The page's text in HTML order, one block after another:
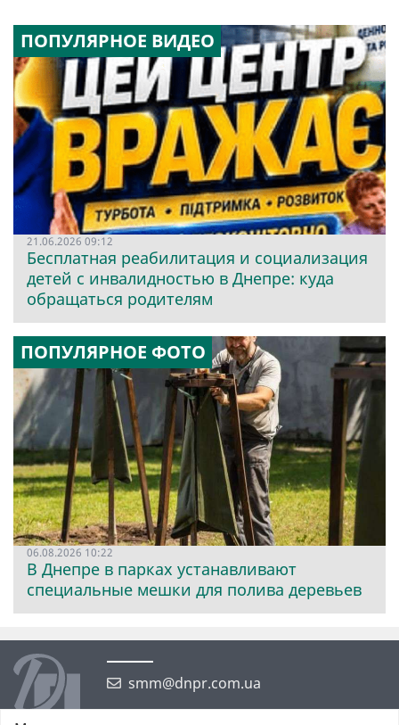
ПОПУЛЯРНОЕ ВИДЕО
21.06.2026 09:12
Бесплатная реабилитация и социализация
детей с инвалидностью в Днепре: куда
обращаться родителям
ПОПУЛЯРНОЕ ФОТО
06.08.2026 10:22
В Днепре в парках устанавливают
специальные мешки для полива деревьев
smm@dnpr.com.ua